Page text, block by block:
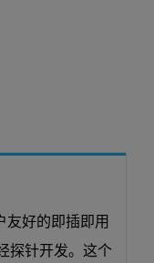
好的即插即用
探针开发。这个